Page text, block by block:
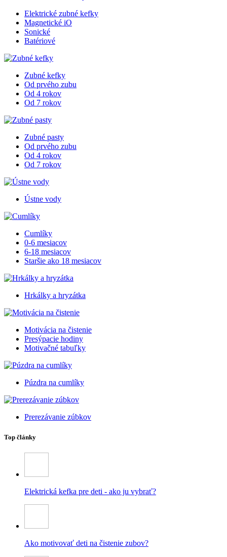
Elektrické zubné kefky
Magnetické iO
Sonické
Batériové
Zubné kefky
Od prvého zubu
Od 4 rokov
Od 7 rokov
Zubné pasty
Od prvého zubu
Od 4 rokov
Od 7 rokov
Ústne vody
Cumlíky
0-6 mesiacov
6-18 mesiacov
Staršie ako 18 mesiacov
Hrkálky a hryzátka
Motivácia na čistenie
Presýpacie hodiny
Motivačné tabuľky
Púzdra na cumlíky
Prerezávanie zúbkov
Top články
Elektrická kefka pre deti - ako ju vybrať?
Ako motivovať deti na čistenie zubov?